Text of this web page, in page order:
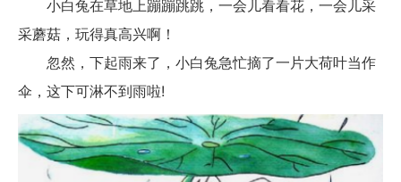
小白兔在草地上蹦蹦跳跳，一会儿看看花，一会儿采
采蘑菇，玩得真高兴啊！
忽然，下起雨来了，小白兔急忙摘了一片大荷叶当作
伞，这下可淋不到雨啦!